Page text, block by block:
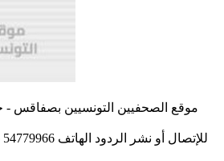
موقع الصحفيين التونسيين بصفاقس -